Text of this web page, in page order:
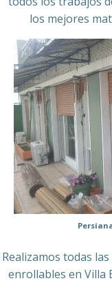
los mejores
Realizamos todas
enrollables en Villa